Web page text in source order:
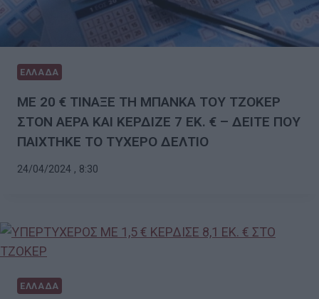
ΕΛΛΑΔΑ
ΜΕ 20 € ΤΙΝΑΞΕ ΤΗ ΜΠΑΝΚΑ ΤΟΥ ΤΖΟΚΕΡ
ΣΤΟΝ ΑΕΡΑ ΚΑΙ ΚΕΡΔΙΖΕ 7 ΕΚ. € – ΔΕΙΤΕ ΠΟΥ
ΠΑΙΧΤΗΚΕ ΤΟ ΤΥΧΕΡΟ ΔΕΛΤΙΟ
24/04/2024 , 8:30
ΕΛΛΑΔΑ